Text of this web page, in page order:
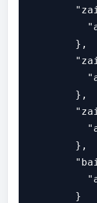
        },
        },
        },
        }